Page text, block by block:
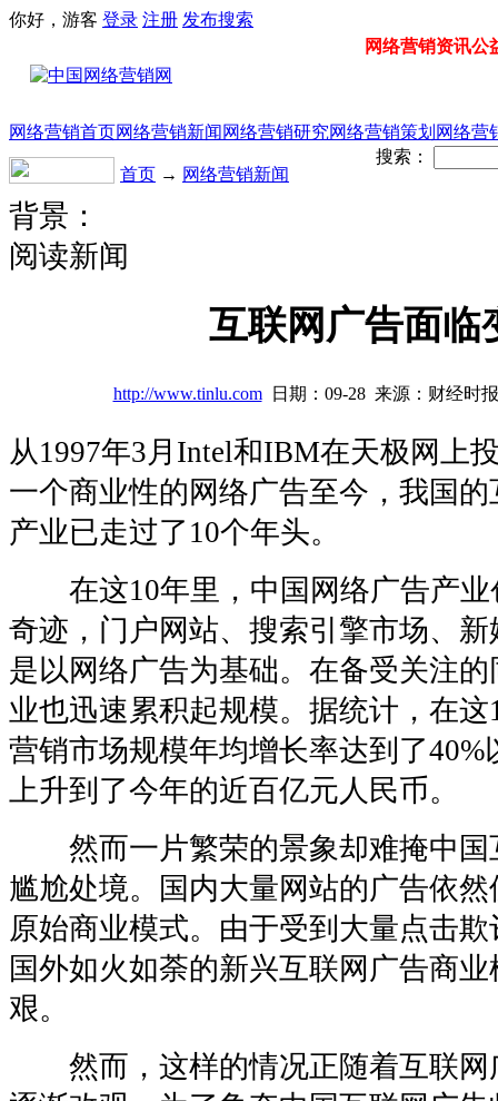
你好，游客 登录 注册 发布搜索
网络营销资讯公
网络营销首页网络营销新闻 网络营销研究网络营销策划 网络营
首页 → 网络营销新闻
搜索：
背景：
阅读新闻
互联网广告面临
http://www.tinlu.com日期：09-28 来源：财经时
从1997年3月Intel和IBM在天极网上
一个商业性的网络广告至今，我国
产业已走过了10个年头。
在这10年里，中国网络广告产业
奇迹，门户网站、搜索引擎市场、
是以网络广告为基础。在备受关注
业也迅速累积起规模。据统计，在
营销市场规模年均增长率达到了
上升到了今年的近百亿元人民币。
然而一片繁荣的景象却难掩中国
尴尬处境。国内大量网站的广告依
原始商业模式。由于受到大量点击
国外如火如荼的新兴互联网广告商
艰。
然而，这样的情况正随着互联网